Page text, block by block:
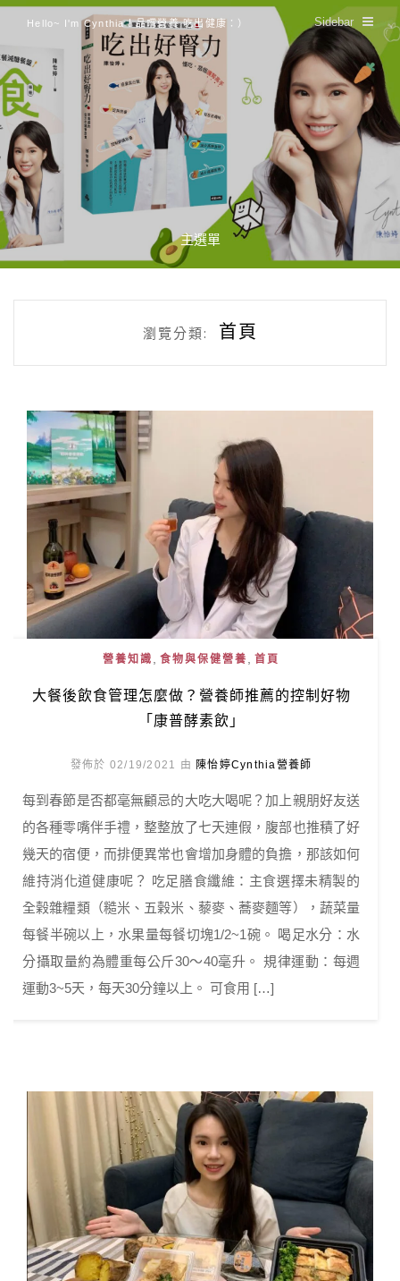
Hello~ I'm Cynthia！品嚐營養 吃出健康：） Sidebar
主選單
瀏覽分類: 首頁
營養知識 食物與保健營養 首頁
大餐後飲食管理怎麼做？營養師推薦的控制好物
「康普酵素飲」
發佈於 02/19/2021 由 陳怡婷Cynthia營養師
每到春節是否都毫無顧忌的大吃大喝呢？加上親朋好友送
的各種零嘴伴手禮，整整放了七天連假，腹部也推積了好
幾天的宿便，而排便異常也會增加身體的負擔，那該如何
維持消化道健康呢？ 吃足膳食纖維：主食選擇未精製的
全榖雜糧類（糙米、五榖米、藜麥、蕎麥麵等），蔬菜量
每餐半碗以上，水果量每餐切塊1/2~1碗。 喝足水分：水
分攝取量約為體重每公斤30～40毫升。 規律運動：每週
運動3~5天，每天30分鐘以上。 可食用 […]